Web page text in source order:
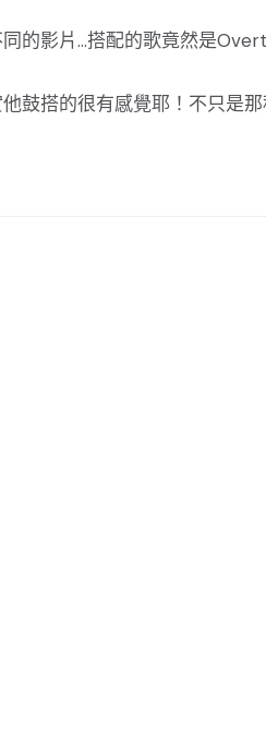
的影片...搭配的歌竟然是
鼓搭的很有感覺耶！不只是